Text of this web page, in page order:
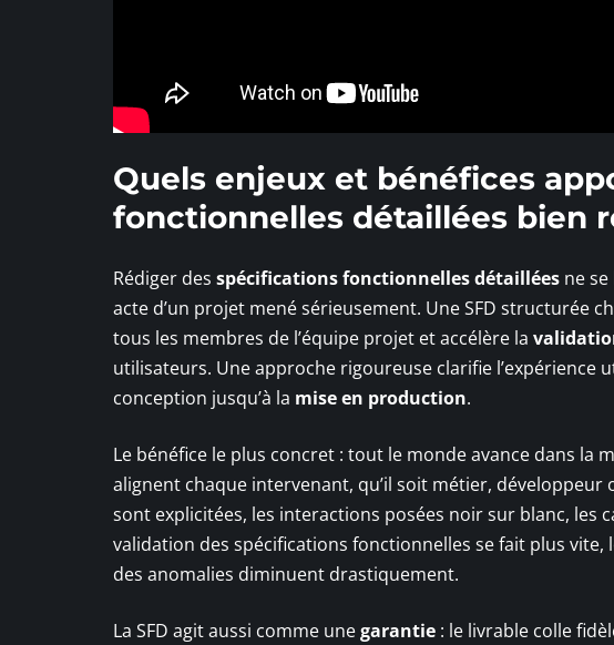
Quels enjeux et bénéfices
fonctionnelles détaillées bien
Rédiger des spécifications fonctionnelles détaillées ne
acte d’un projet mené sérieusement. Une SFD structurée
tous les membres de l’équipe projet et accélère la
utilisateurs. Une approche rigoureuse clarifie l’expérience
conception jusqu’à la mise en production.
Le bénéfice le plus concret : tout le monde avance dans la
alignent chaque intervenant, qu’il soit métier, développeur
sont explicitées, les interactions posées noir sur blanc, les
validation des spécifications fonctionnelles se fait plus
des anomalies diminuent drastiquement.
La SFD agit aussi comme unegarantie : le livrable colle